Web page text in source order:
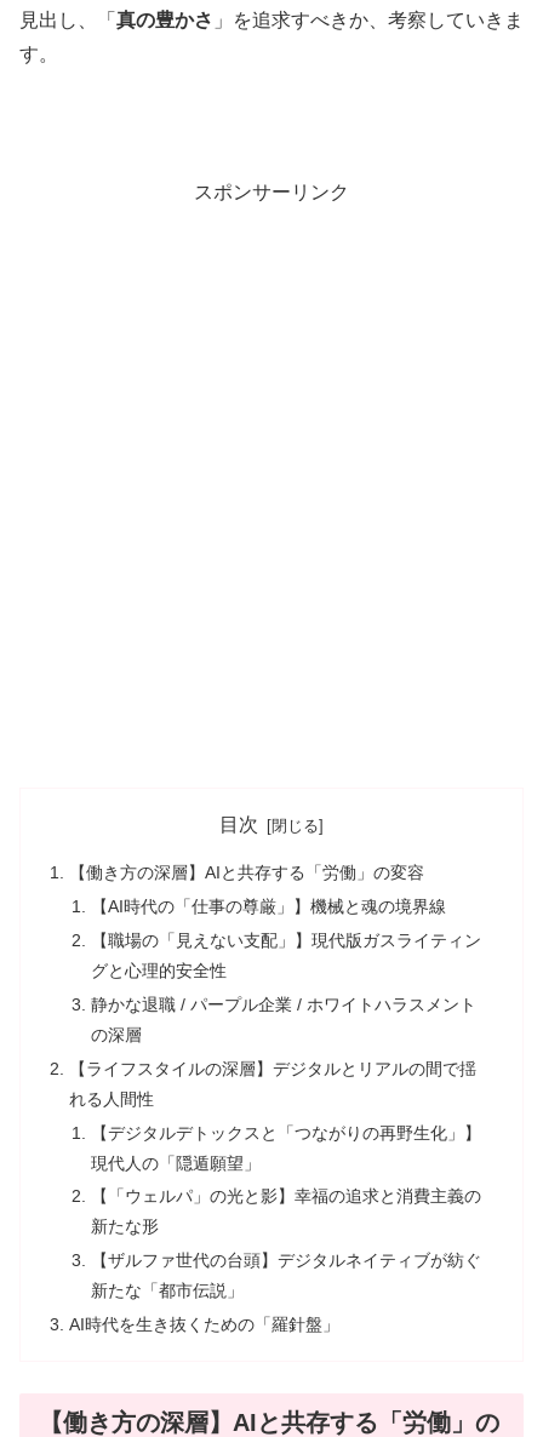
見出し、「 真の豊かさ 」を追求すべきか、考察していきま
す。
スポンサーリンク
目次
【働き方の深層】AIと共存する「労働」の変容
【AI時代の「仕事の尊厳」】機械と魂の境界線
【職場の「見えない支配」】現代版ガスライティン
グと心理的安全性
静かな退職 / パープル企業 / ホワイトハラスメント
の深層
【ライフスタイルの深層】デジタルとリアルの間で揺
れる人間性
【デジタルデトックスと「つながりの再野生化」】
現代人の「隠遁願望」
【「ウェルパ」の光と影】幸福の追求と消費主義の
新たな形
【ザルファ世代の台頭】デジタルネイティブが紡ぐ
新たな「都市伝説」
AI時代を生き抜くための「羅針盤」
【働き方の深層】AIと共存する「労働」の